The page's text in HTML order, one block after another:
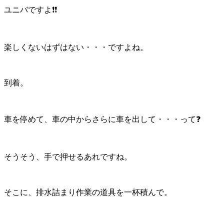
ユニバですよ❗❗
楽しくないはずはない・・・ですよね。
到着。
車を停めて、車の中からさらに車を出して・・・って❓
そうそう、手で押せるあれですね。
そこに、排水詰まり作業の道具を一杯積んで。